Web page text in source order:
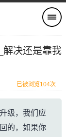
解决还是靠我
已被浏览104次
级，我们应
的，如果你